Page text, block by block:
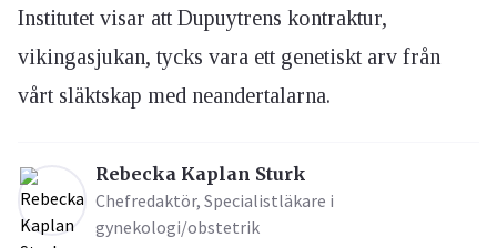
Institutet visar att Dupuytrens kontraktur,
vikingasjukan, tycks vara ett genetiskt arv från
vårt släktskap med neandertalarna.
Rebecka Kaplan Sturk
Chefredaktör, Specialistläkare i
gynekologi/obstetrik